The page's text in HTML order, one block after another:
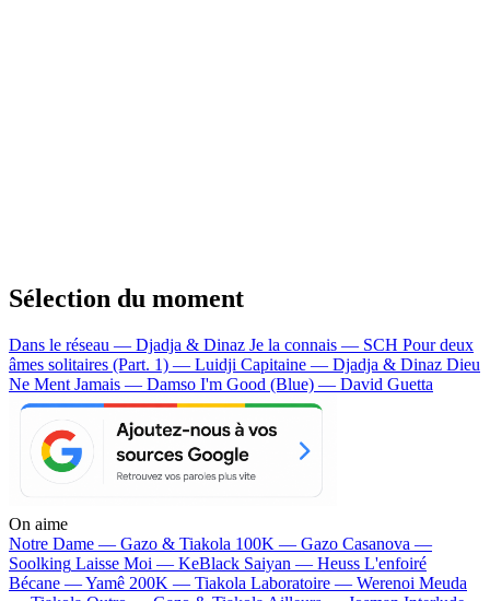
Sélection du moment
Dans le réseau — Djadja & Dinaz Je la connais — SCH Pour deux
âmes solitaires (Part. 1) — Luidji Capitaine — Djadja & Dinaz Dieu
Ne Ment Jamais — Damso I'm Good (Blue) — David Guetta
On aime
Notre Dame — Gazo & Tiakola 100K — Gazo Casanova —
Soolking Laisse Moi — KeBlack Saiyan — Heuss L'enfoiré
Bécane —Yamê 200K — Tiakola Laboratoire — Werenoi Meuda